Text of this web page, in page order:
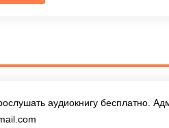
аудиокнигу бесплатно.